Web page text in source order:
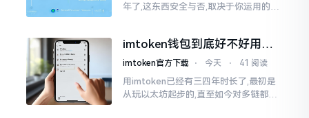
年了,这东西安全与否,取决于你运用的方
睹过非常多的人
imtoken钱包到底好不好用？
老玩家说说真实体验
imtoken官方下载 ⋅ 今天 ⋅ 41 阅读
用imtoken已经有三四年时长了,最初是
从玩以太坊起步的,直至如今对多链都有